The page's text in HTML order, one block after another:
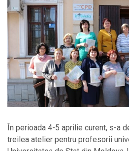
În perioada 4-5 aprilie curent, s-a
treilea atelier pentru profesorii